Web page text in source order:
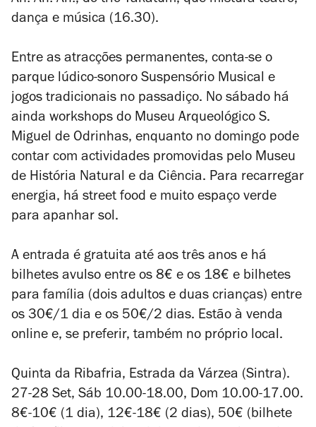
dança e música (16.30).
Entre as atracções permanentes, conta-se o
parque lúdico-sonoro Suspensório Musical e
jogos tradicionais no passadiço. No sábado há
ainda workshops do Museu Arqueológico S.
Miguel de Odrinhas, enquanto no domingo pode
contar com actividades promovidas pelo Museu
de História Natural e da Ciência. Para recarregar
energia, há street food e muito espaço verde
para apanhar sol.
A entrada é gratuita até aos três anos e há
bilhetes avulso entre os 8€ e os 18€ e bilhetes
para família (dois adultos e duas crianças) entre
os 30€/1 dia e os 50€/2 dias. Estão à venda
online e, se preferir, também no próprio local.
Quinta da Ribafria, Estrada da Várzea (Sintra).
27-28 Set, Sáb 10.00-18.00, Dom 10.00-17.00.
8€-10€ (1 dia), 12€-18€ (2 dias), 50€ (bilhete